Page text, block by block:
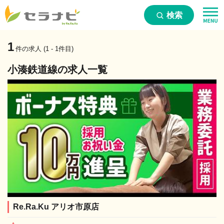
検索
1 件の求人 (1 - 1件目)
小湊鉄道線の求人一覧
Re.Ra.Ku アリオ市原店